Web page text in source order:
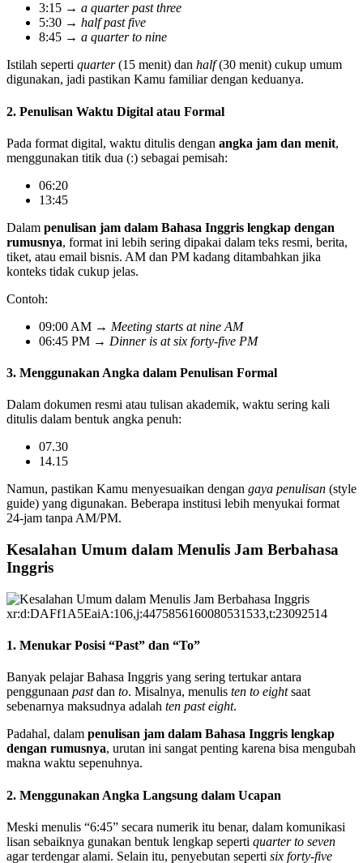
3:15 → a quarter past three
5:30 → half past five
8:45 → a quarter to nine
Istilah seperti quarter(15 menit) dan half(30 menit) cukup umum
digunakan, jadi pastikan Kamu familiar dengan keduanya.
2. Penulisan Waktu Digital atau Formal
Pada format digital, waktu ditulis dengan angka jam dan menit,
menggunakan titik dua (:) sebagai pemisah:
06:20
13:45
Dalam penulisan jam dalam Bahasa Inggris lengkap dengan
rumusnya, format ini lebih sering dipakai dalam teks resmi, berita,
tiket, atau email bisnis. AM dan PM kadang ditambahkan jika
konteks tidak cukup jelas.
Contoh:
09:00 AM → Meeting starts at nine AM
06:45 PM → Dinner is at six forty-five PM
3. Menggunakan Angka dalam Penulisan Formal
Dalam dokumen resmi atau tulisan akademik, waktu sering kali
ditulis dalam bentuk angka penuh:
07.30
14.15
Namun, pastikan Kamu menyesuaikan dengan gaya penulisan (style
guide) yang digunakan. Beberapa institusi lebih menyukai format
24-jam tanpa AM/PM.
Kesalahan Umum dalam Menulis Jam Berbahasa
Inggris
xr:d:DAFf1A5EaiA:106,j:4475856160080531533,t:23092514
1. Menukar Posisi “Past” dan “To”
Banyak pelajar Bahasa Inggris yang sering tertukar antara
penggunaan pastdan to. Misalnya, menulis ten to eightsaat
sebenarnya maksudnya adalah ten past eight.
Padahal, dalam penulisan jam dalam Bahasa Inggris lengkap
dengan rumusnya, urutan ini sangat penting karena bisa mengubah
makna waktu sepenuhnya.
2. Menggunakan Angka Langsung dalam Ucapan
Meski menulis “6:45” secara numerik itu benar, dalam komunikasi
lisan sebaiknya gunakan bentuk lengkap seperti quarter to seven
agar terdengar alami. Selain itu, penyebutan seperti six forty-five